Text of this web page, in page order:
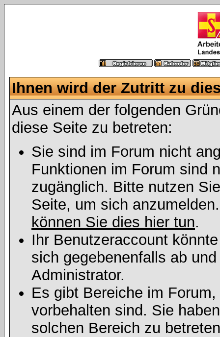
Ihnen wird der Zutritt zu
Aus einem der folgenden
diese Seite zu betreten:
Sie sind im Forum nicht
Funktionen im Forum sind
zugänglich. Bitte nutzen
Seite, um sich
können Sie dies hier tun.
Ihr Benutzeraccount
sich gegebenenfalls ab
Administrator.
Es gibt Bereiche im
vorbehalten sind. Sie
solchen Bereich zu